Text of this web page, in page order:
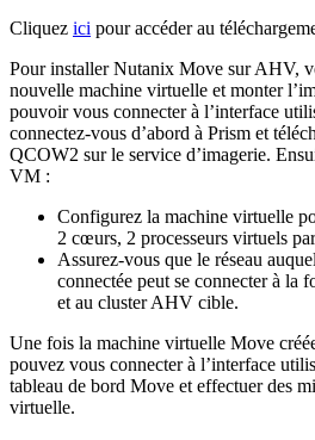
Cliquez ici pour accéder au
Pour installer Nutanix Move sur AHV,
nouvelle machine virtuelle et monter
pouvoir vous connecter à l’interface
connectez-vous d’abord à Prism et
QCOW2 sur le service d’imagerie.
VM :
Configurez la machine virtuelle
2 cœurs, 2 processeurs virtuels
Assurez-vous que le réseau
connectée peut se connecter à la
et au cluster AHV cible.
Une fois la machine virtuelle Move
pouvez vous connecter à l’interface
tableau de bord Move et effectuer des
virtuelle.